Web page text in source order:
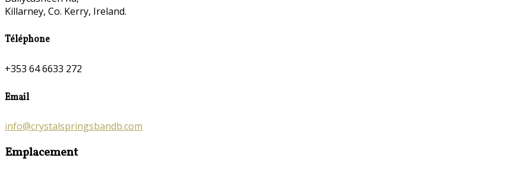
Killarney, Co. Kerry, Ireland.
Téléphone
+353 64 6633 272
Email
info@crystalspringsbandb.com
Emplacement